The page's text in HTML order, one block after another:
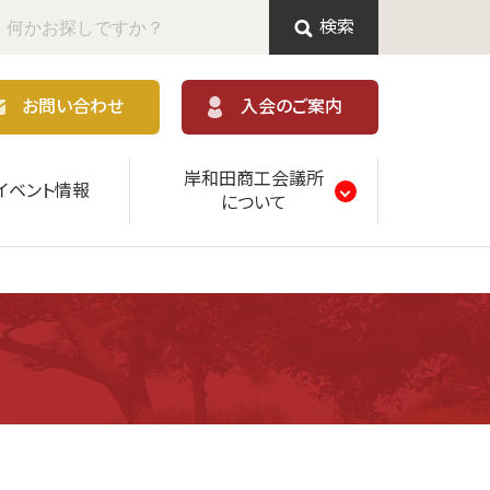
検索
お問い合わせ 入会のご案内
ベント情報
岸和田商工会議所
について